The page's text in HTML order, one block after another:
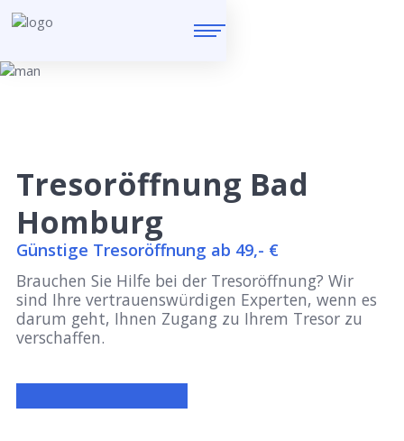
Tresoröffnung Bad
Homburg
Günstige Tresoröffnung ab 49,- €
Brauchen Sie Hilfe bei der Tresoröffnung? Wir
sind Ihre vertrauenswürdigen Experten, wenn es
darum geht, Ihnen Zugang zu Ihrem Tresor zu
verschaffen.